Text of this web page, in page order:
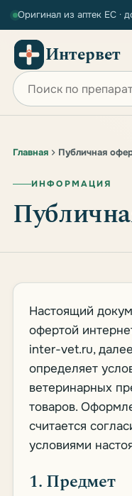
Оригинал из аптек ЕС ·
Интервет
Поиск по сайту
Главная Публичная
ИНФОРМАЦИЯ
Настоящий
офертой
inter-vet.ru,
определяет
ветеринарных
товаров.
считается
условиями
1. Предмет